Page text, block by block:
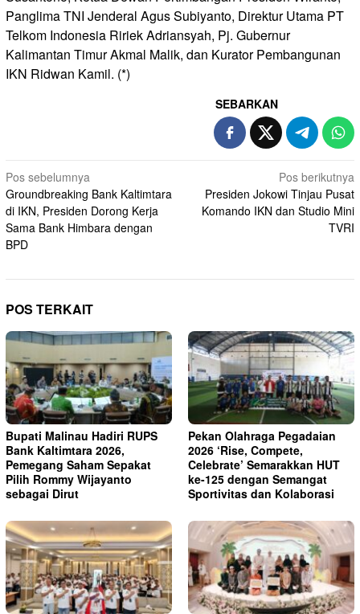
Panglima TNI Jenderal Agus Subiyanto, Direktur Utama PT
Telkom Indonesia Ririek Adriansyah, Pj. Gubernur
Kalimantan Timur Akmal Malik, dan Kurator Pembangunan
IKN Ridwan Kamil. (*)
SEBARKAN
Navigasi
pos
Pos sebelumnya
Groundbreaking Bank Kaltimtara
di IKN, Presiden Dorong Kerja
Sama Bank Himbara dengan
BPD
Pos berikutnya
Presiden Jokowi Tinjau Pusat
Komando IKN dan Studio Mini
TVRI
POS TERKAIT
Bupati Malinau Hadiri RUPS
Bank Kaltimtara 2026,
Pemegang Saham Sepakat
Pilih Rommy Wijayanto
sebagai Dirut
Pekan Olahraga Pegadaian
2026 ‘Rise, Compete,
Celebrate’ Semarakkan HUT
ke-125 dengan Semangat
Sportivitas dan Kolaborasi